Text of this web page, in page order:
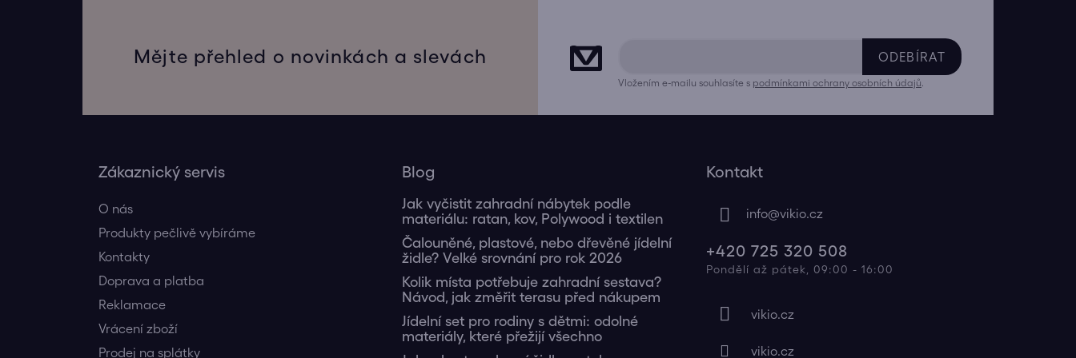
Mějte přehled o novinkách a slevách ODEBÍRAT
Vložením e-mailu souhlasíte s podmínkami ochrany osobních údajů
Zákaznický servis
O nás
Produkty pečlivě vybíráme
Kontakty
Doprava a platba
Reklamace
Vrácení zboží
Prodej na splátky
Blog
Jak vyčistit zahradní nábytek podle
materiálu: ratan, kov, Polywood i textilen
Čalouněné, plastové, nebo dřevěné jídelní
židle? Velké srovnání pro rok 2026
Kolik místa potřebuje zahradní sestava?
Návod, jak změřit terasu před nákupem
Jídelní set pro rodiny s dětmi: odolné
materiály, které přežijí všechno
Kontakt
info@vikio.cz
+420 725 320 508